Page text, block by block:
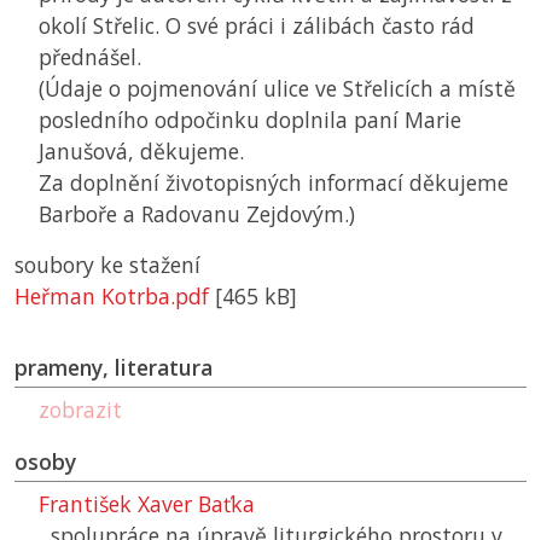
okolí Střelic. O své práci i zálibách často rád
přednášel.
(Údaje o pojmenování ulice ve Střelicích a místě
posledního odpočinku doplnila paní Marie
Janušová, děkujeme.
Za doplnění životopisných informací děkujeme
Barboře a Radovanu Zejdovým.)
soubory ke stažení
Heřman Kotrba.pdf[465 kB]
prameny, literatura
zobrazit
osoby
František Xaver Baťka